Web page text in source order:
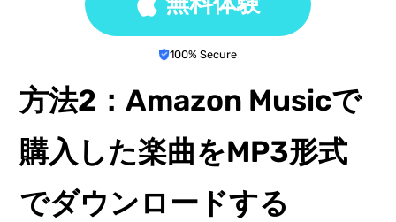
100% Secure
方法2：Amazon Musicで
購入した楽曲をMP3形式
でダウンロードする